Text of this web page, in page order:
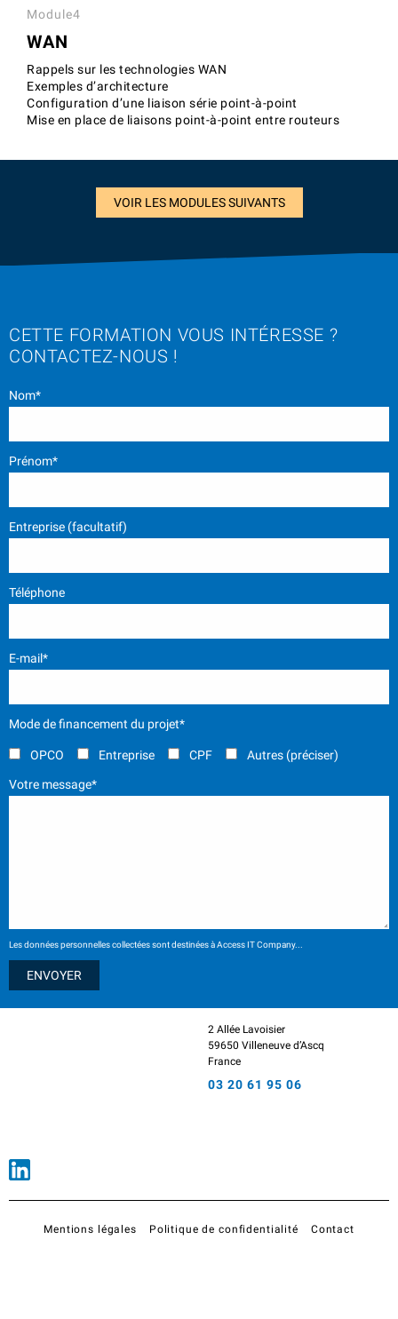
Module4
WAN
Rappels sur les technologies WAN
Exemples d’architecture
Configuration d’une liaison série point-à-point
Mise en place de liaisons point-à-point entre routeurs
VOIR LES MODULES SUIVANTS
CETTE FORMATION VOUS INTÉRESSE ?
CONTACTEZ-NOUS !
Nom*
Prénom*
Entreprise (facultatif)
Téléphone
E-mail*
Mode de financement du projet*
OPCO Entreprise CPF Autres (préciser)
Votre message*
Les données personnelles collectées sont destinées à Access IT Company...
2 Allée Lavoisier
59650 Villeneuve d’Ascq
France
03 20 61 95 06
Mentions légales Politique de confidentialité Contact